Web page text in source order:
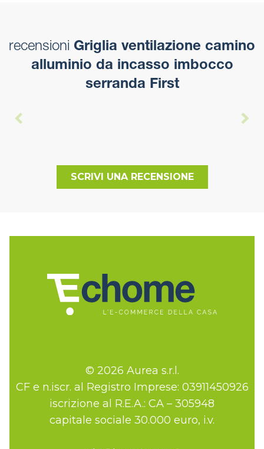
recensioni Griglia ventilazione camino
alluminio da incasso imbocco
serranda First
SCRIVI UNA RECENSIONE
© 2026 Aurea s.r.l.
CF e n.iscr. al Registro Imprese: 03911450926
iscrizione al R.E.A.: CA – 305948
capitale sociale 30.000 euro, i.v.